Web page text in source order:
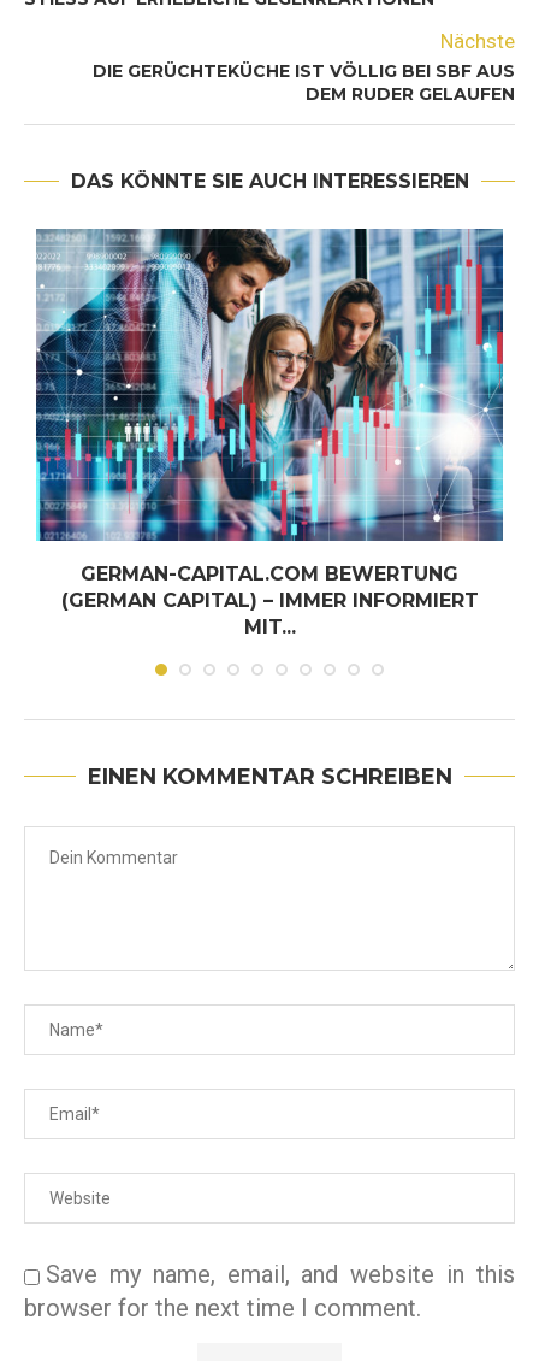
Nächste
DIE GERÜCHTEKÜCHE IST VÖLLIG BEI SBF AUS
DEM RUDER GELAUFEN
DAS KÖNNTE SIE AUCH INTERESSIEREN
GERMAN-CAPITAL.COM BEWERTUNG
(GERMAN CAPITAL) – IMMER INFORMIERT
MIT...
Juni 30, 2026
EINEN KOMMENTAR SCHREIBEN
Save my name, email, and website in this
browser for the next time I comment.